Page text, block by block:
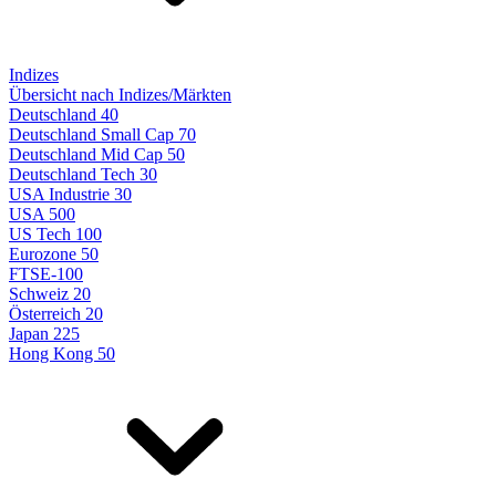
Indizes
Übersicht nach Indizes/Märkten
Deutschland 40
Deutschland Small Cap 70
Deutschland Mid Cap 50
Deutschland Tech 30
USA Industrie 30
USA 500
US Tech 100
Eurozone 50
FTSE-100
Schweiz 20
Österreich 20
Japan 225
Hong Kong 50